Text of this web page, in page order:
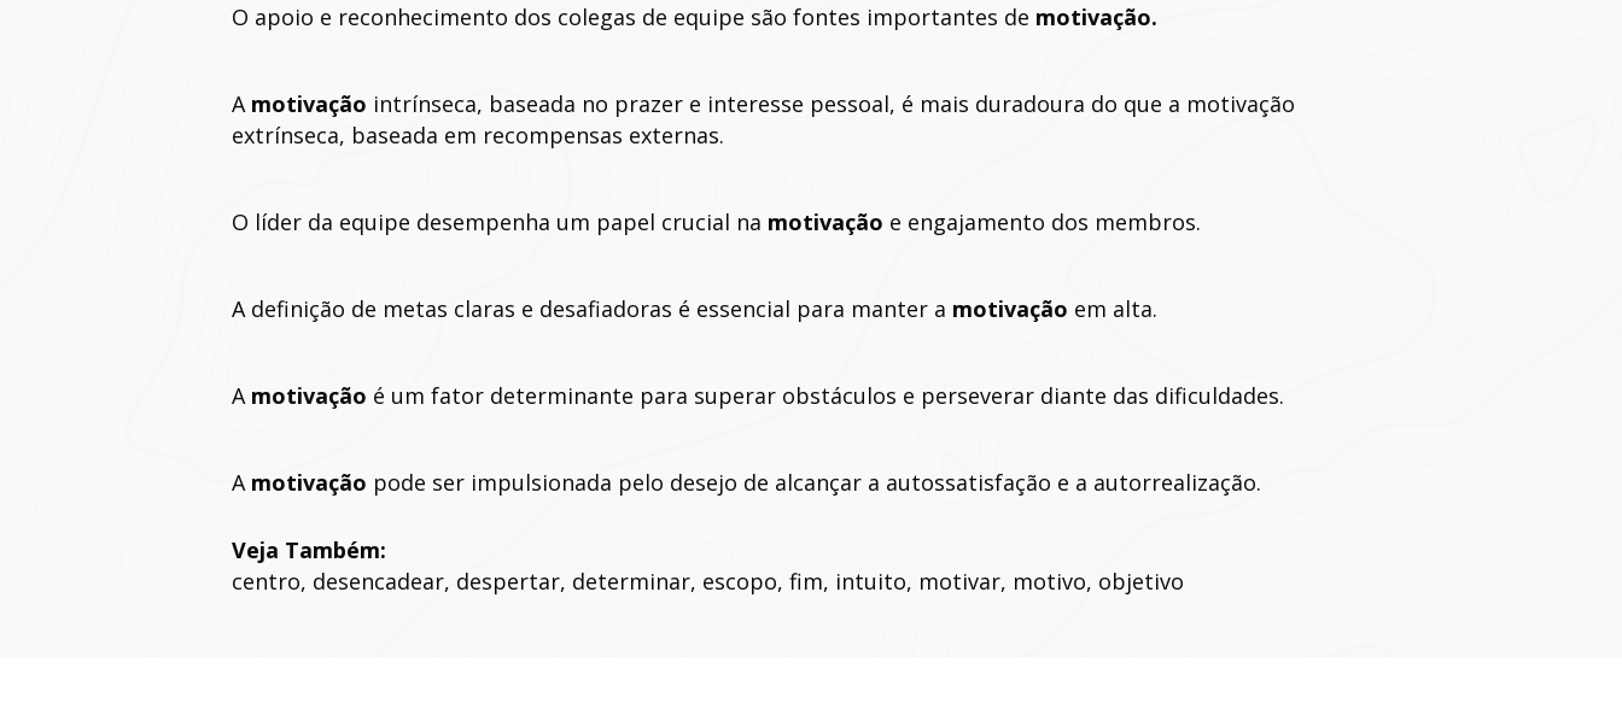
O apoio e reconhecimento dos colegas de equipe são fontes importantes de motivação.
A motivação intrínseca, baseada no prazer e interesse pessoal, é mais duradoura do que a motivação
extrínseca, baseada em recompensas externas.
O líder da equipe desempenha um papel crucial na motivação e engajamento dos membros.
A definição de metas claras e desafiadoras é essencial para manter a motivação em alta.
A motivação é um fator determinante para superar obstáculos e perseverar diante das dificuldades.
A motivação pode ser impulsionada pelo desejo de alcançar a autossatisfação e a autorrealização.
Veja Também:
centro, desencadear, despertar, determinar, escopo, fim, intuito, motivar, motivo, objetivo